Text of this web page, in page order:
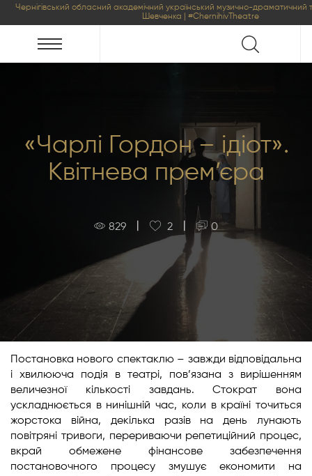
Чернігівський обласний академічний український музично-драматичний
Шевченка | #ChernihivTheatre
«Чарлі Гордон – ідіот».
Квітнева прем’єра
829 2 0
Постановка нового спектаклю – завжди відповідальна
і хвилююча подія в театрі, пов’язана з вирішенням
величезної кількості завдань. Стократ вона
ускладнюється в нинішній час, коли в країні точиться
жорстока війна, декілька разів на день лунають
повітряні тривоги, перериваючи репетиційний процес,
вкрай обмежене фінансове забезпечення
постановочного процесу змушує економити на